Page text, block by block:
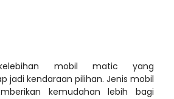
mobil maticyang
jadi kendaraan pilihan. Jenis mobil
kemudahan lebih bagi